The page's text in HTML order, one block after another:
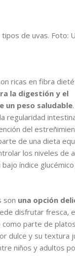
ricas en fibra
la digestión y el
un peso saludable
regularidad
del
de una dieta
los niveles de
índice
son una opción
disfrutar fresca,
como parte de
dulce y su textura
niños y adultos